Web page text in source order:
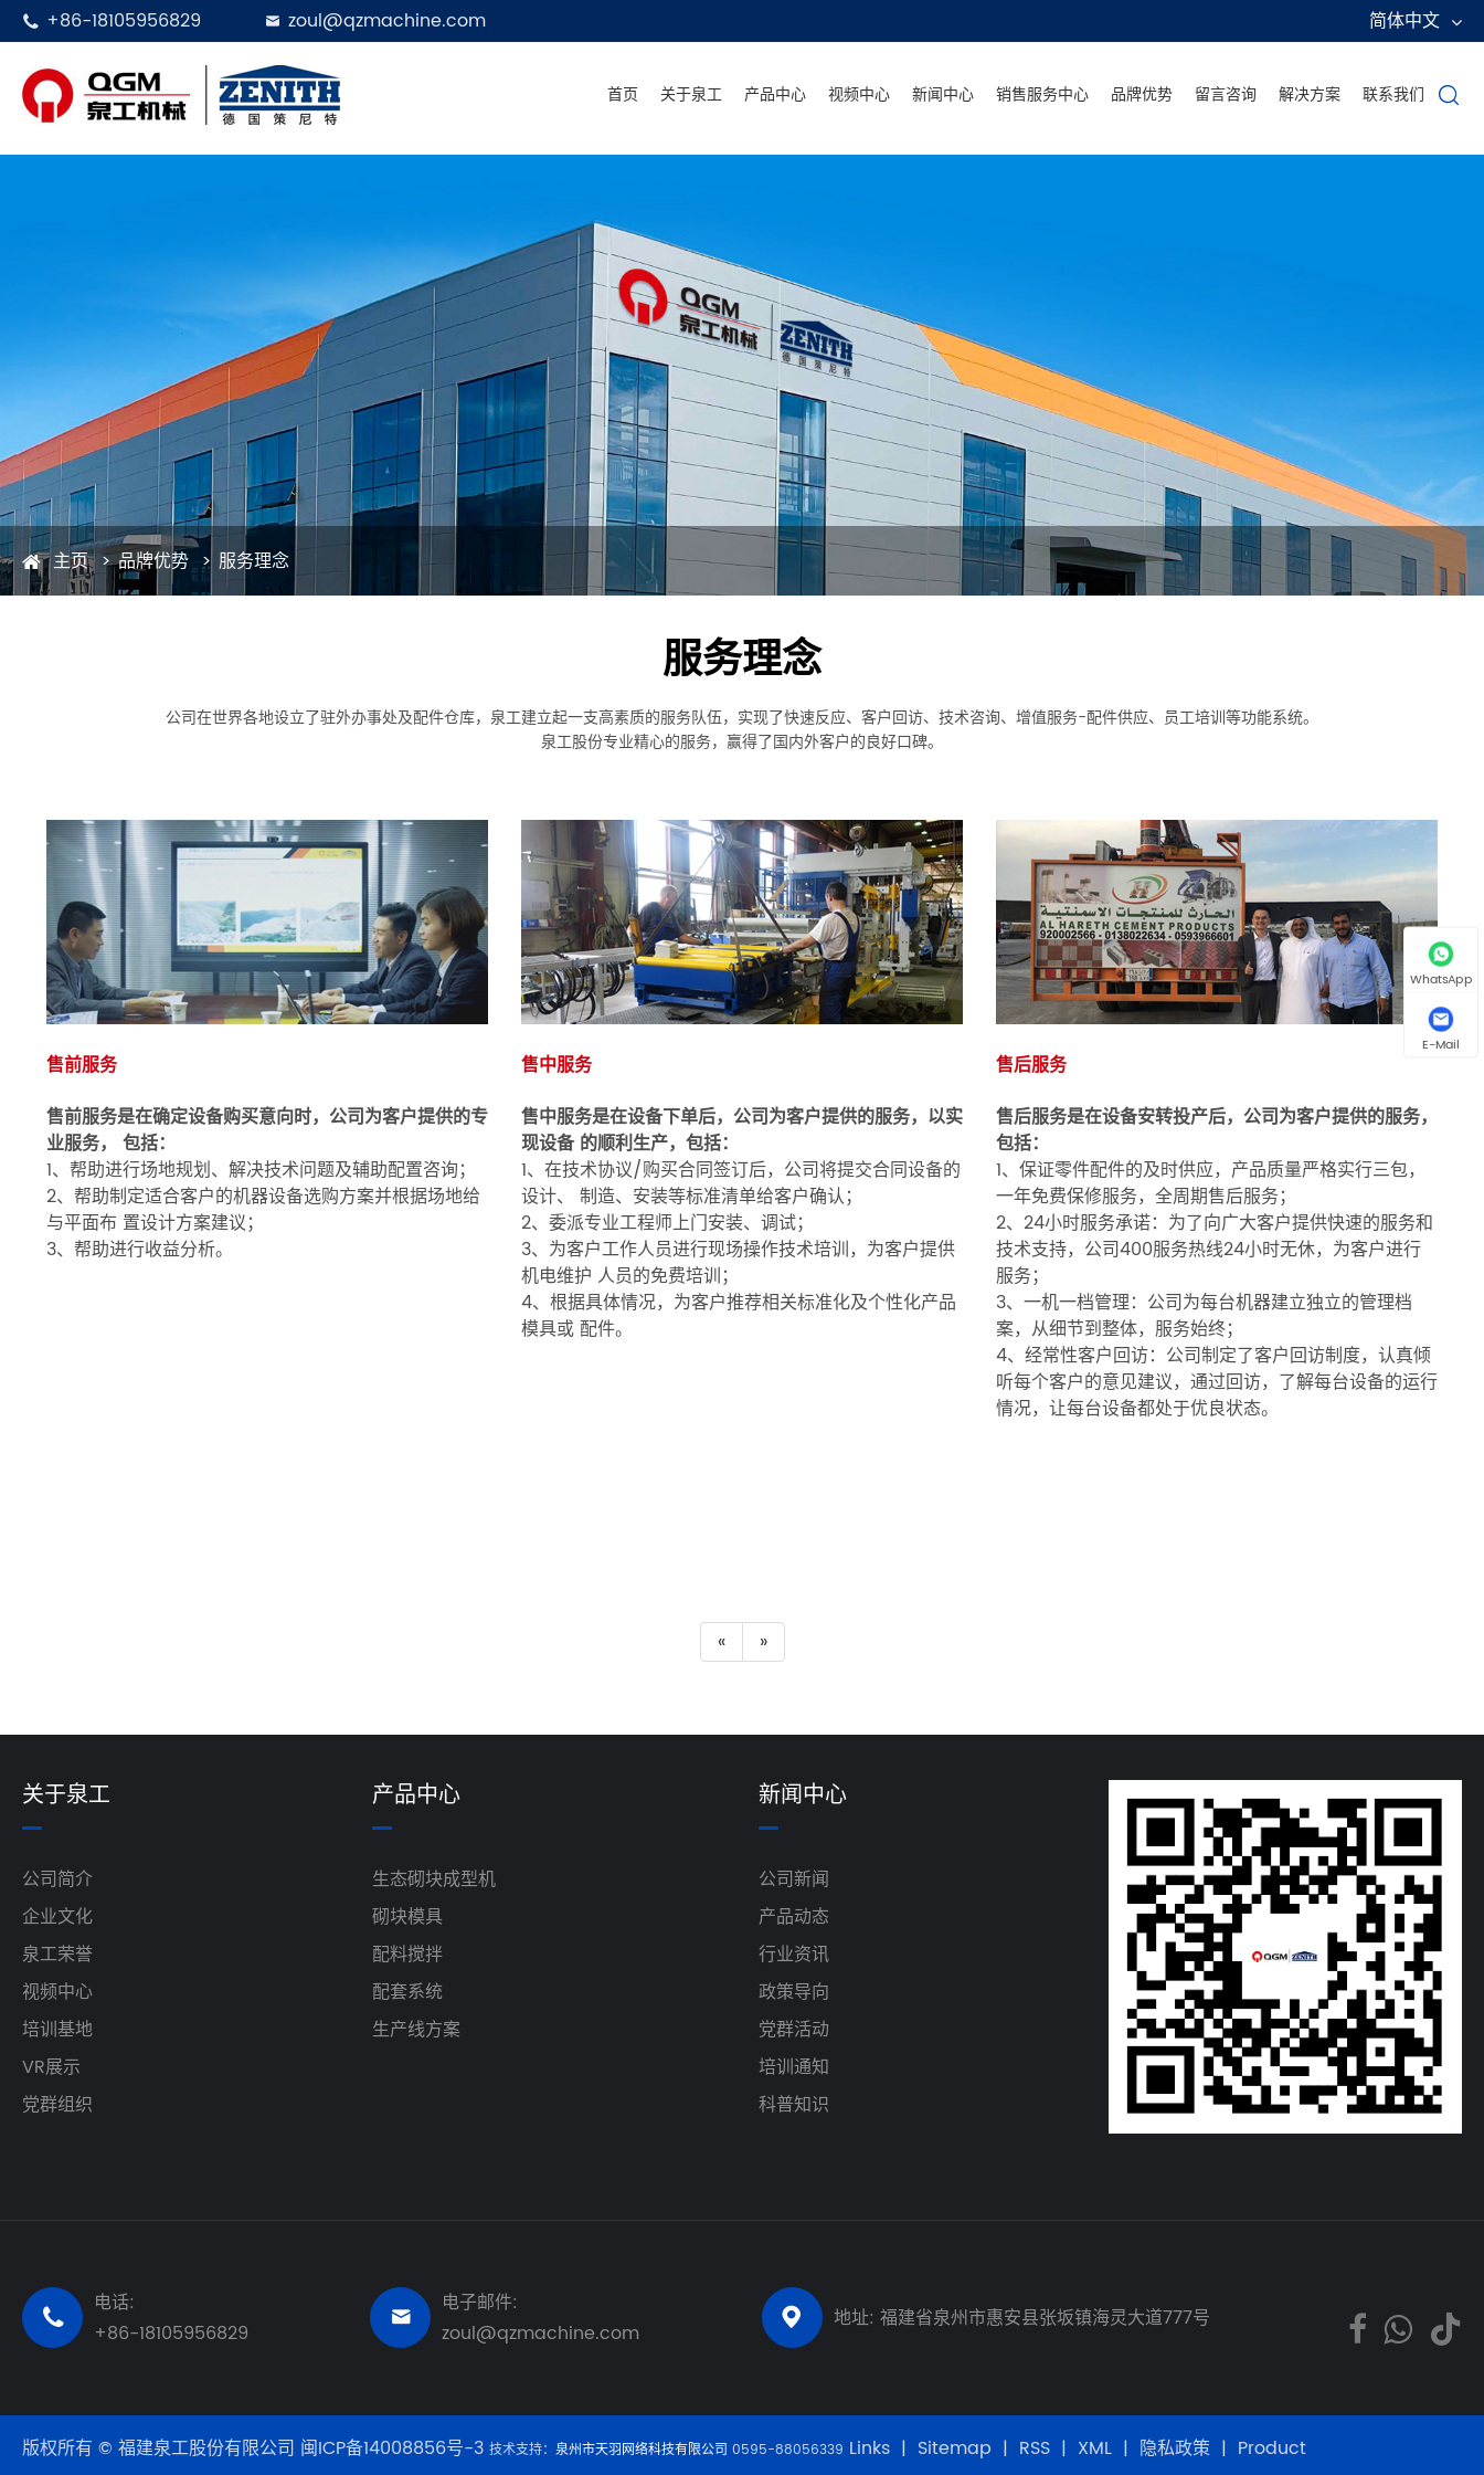
 +86-18105956829  zoul@qzmachine.com 简体中文
首页 关于泉工 产品中心 视频中心 新闻中心 销售服务中心 品牌优势 留言咨询 解决方案 联系我们 
主页 品牌优势 服务理念
服务理念
公司在世界各地设立了驻外办事处及配件仓库，泉工建立起一支高素质的服务队伍，实现了快速反应、客户回访、技术咨询、增值服务-配件供应、员工培训等功能系统。
泉工股份专业精心的服务，赢得了国内外客户的良好口碑。
售前服务
售前服务是在确定设备购买意向时，公司为客户提供的专
业服务， 包括：
1、帮助进行场地规划、解决技术问题及辅助配置咨询；
2、帮助制定适合客户的机器设备选购方案并根据场地给
与平面布 置设计方案建议；
3、帮助进行收益分析。
售中服务
售中服务是在设备下单后，公司为客户提供的服务，以实
现设备 的顺利生产，包括：
1、在技术协议/购买合同签订后，公司将提交合同设备的
设计、 制造、安装等标准清单给客户确认；
2、委派专业工程师上门安装、调试；
3、为客户工作人员进行现场操作技术培训，为客户提供
机电维护 人员的免费培训；
4、根据具体情况，为客户推荐相关标准化及个性化产品
模具或 配件。
售后服务
售后服务是在设备安转投产后，公司为客户提供的服务，
包括：
1、保证零件配件的及时供应，产品质量严格实行三包，
一年免费保修服务，全周期售后服务；
2、24小时服务承诺：为了向广大客户提供快速的服务和
技术支持，公司400服务热线24小时无休，为客户进行
服务；
3、一机一档管理：公司为每台机器建立独立的管理档
案，从细节到整体，服务始终；
4、经常性客户回访：公司制定了客户回访制度，认真倾
听每个客户的意见建议，通过回访，了解每台设备的运行
情况，让每台设备都处于优良状态。
« »
关于泉工
公司简介
企业文化
泉工荣誉
视频中心
培训基地
VR展示
党群组织
产品中心
生态砌块成型机
砌块模具
配料搅拌
配套系统
生产线方案
新闻中心
公司新闻
产品动态
行业资讯
政策导向
党群活动
培训通知
科普知识

电话:
+86-18105956829

电子邮件:
zoul@qzmachine.com
 地址: 福建省泉州市惠安县张坂镇海灵大道777号
版权所有 © 福建泉工股份有限公司 闽ICP备14008856号-3 技术支持： 泉州市天羽网络科技有限公司 0595-88056339 Links | Sitemap | RSS | XML | 隐私政策 | Product
WhatsApp
E-Mail